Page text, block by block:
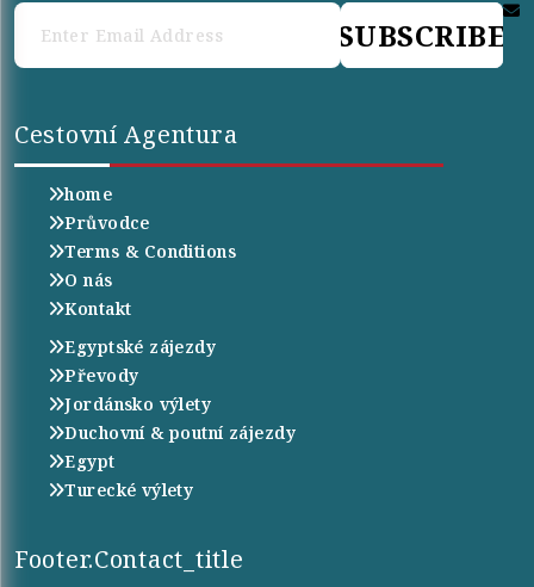
SUBSCRIBE
Cestovní Agentura
home
Průvodce
Terms & Conditions
O nás
Kontakt
Egyptské zájezdy
Převody
Jordánsko výlety
Duchovní & poutní zájezdy
Egypt
Turecké výlety
Footer.contact_title